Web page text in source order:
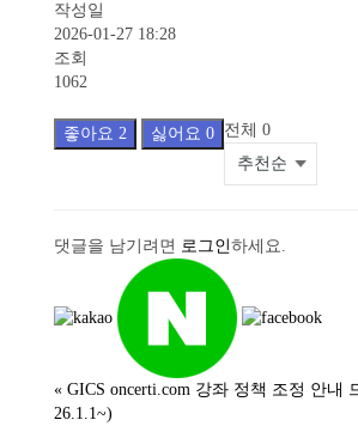
작성일
2026-01-27 18:28
조회
1062
좋아요 2 싫어요 0 전체 0
댓글을 남기려면 로그인하세요.
« GICS oncerti.com 강좌 정책 조정 안내
26.1.1~)